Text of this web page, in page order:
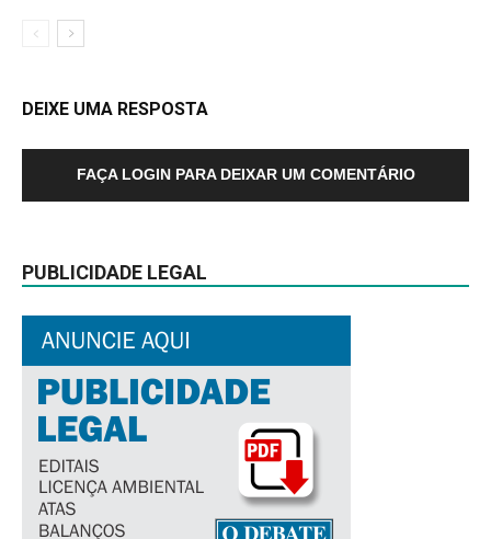
DEIXE UMA RESPOSTA
FAÇA LOGIN PARA DEIXAR UM COMENTÁRIO
PUBLICIDADE LEGAL